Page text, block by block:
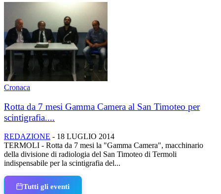
Cronaca
Rotta da 7 mesi Gamma Camera al San Timoteo per
scintigrafia....
REDAZIONE - 18 LUGLIO 2014
TERMOLI - Rotta da 7 mesi la "Gamma Camera", macchinario
della divisione di radiologia del San Timoteo di Termoli
indispensabile per la scintigrafia del...
Tutti gli eventi